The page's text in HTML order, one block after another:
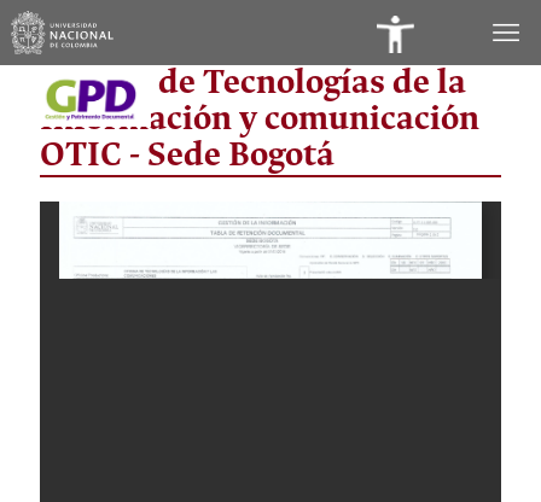
de
Accesibilidad
Oficina de Tecnologías de la
Información y comunicación
OTIC - Sede Bogotá